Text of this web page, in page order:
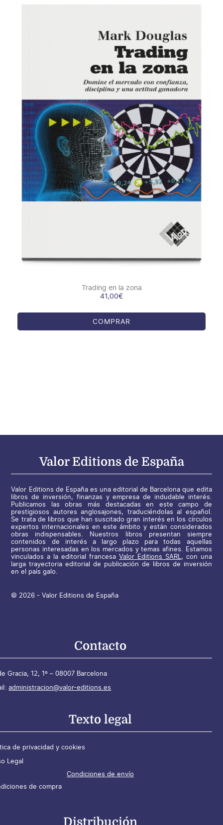
COMPRAR / DETALLES
Trading en la zona
41,00€
COMPRAR
Valor Editions de España
Valor Editions de España es una editorial de Barcelona que edita
libros de inversión, finanzas y empresa de indudable interés.
Publicamos las obras más destacadas en este campo de
prestigiosos autores anglosajones, traduciéndolas al español.
Se trata de libros que han suscitado gran interés en los círculos
expertos internacionales en este ámbito y están considerados
obras indispensables. Nuestros libros presentan siempre
contenidos de interés a largo plazo para todas aquellas
personas interesadas en los mercados y temas afines. Estamos
vinculados a la editorial francesa Valor Editions SARL , con una
larga trayectoria editorial de publicación de libros de inversión
en el país galo.
© 2026 - Valor Editions de España
Contacto
Gracia, 12, 1º – 08007 Barcelona
administracion@valor-editions.es
Texto legal
de privacidad y cookies
Legal
Condiciones de envío
de compra
Distribución